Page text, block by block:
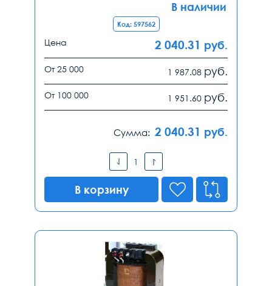
В наличии
Код: 597562
Цена 2 040.31 руб.
От 25 000 1 987.08 руб.
От 100 000 1 951.60 руб.
Сумма: 2 040.31 руб.
В корзину